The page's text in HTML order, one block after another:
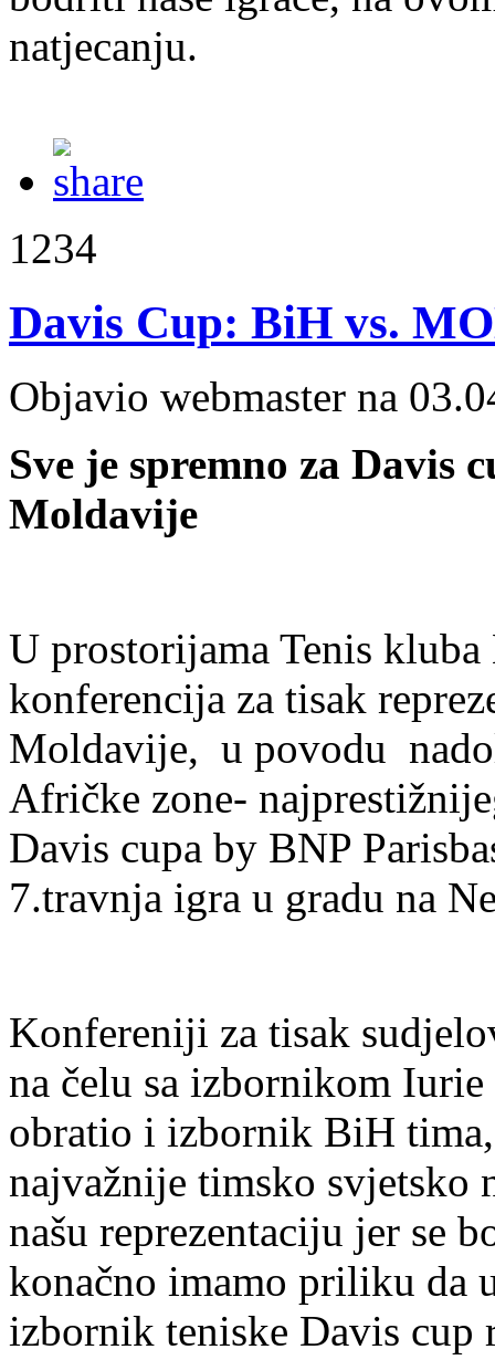
natjecanju.
1234
Davis Cup: BiH vs.
Objavio webmaster na
Sve je spremno za
Moldavije
U prostorijama Tenis kluba
konferencija za tisak
Moldavije, u povodu
Afričke zone-
Davis cupa by BNP
7.travnja igra u gradu na
Konfereniji za tisak
na čelu sa izbornikom
obratio i izbornik BiH
najvažnije timsko svjetsko
našu reprezentaciju jer se
konačno imamo priliku da
izbornik teniske Davis cup